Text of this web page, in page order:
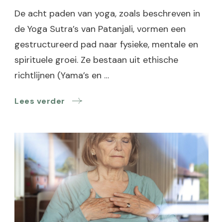
De acht paden van yoga, zoals beschreven in
de Yoga Sutra’s van Patanjali, vormen een
gestructureerd pad naar fysieke, mentale en
spirituele groei. Ze bestaan uit ethische
richtlijnen (Yama’s en …
Lees verder